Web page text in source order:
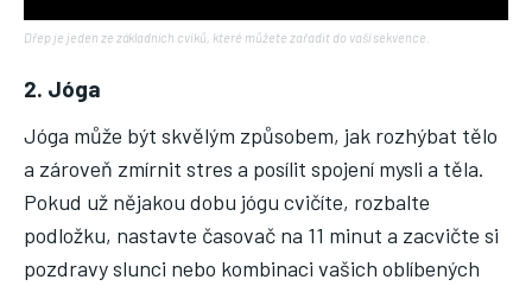
Dřep je jeden ze základních cviků, které můžete zařadit do vaší sekvence.
2. Jóga
Jóga může být skvělým způsobem, jak rozhýbat tělo
a zároveň zmírnit stres a posílit spojení mysli a těla.
Pokud už nějakou dobu jógu cvičíte, rozbalte
podložku, nastavte časovač na 11 minut a zacvičte si
pozdravy slunci nebo kombinaci vašich oblíbených